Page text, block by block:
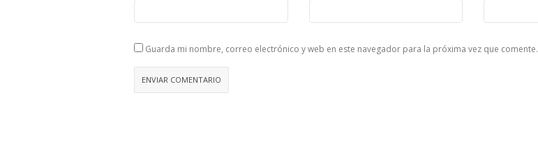
Guarda mi nombre, correo electrónico y web en este navegador para la próxima vez que comente.